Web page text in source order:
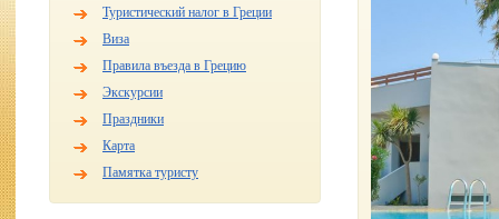
Туристический налог в Греции
Виза
Правила въезда в Грецию
Экскурсии
Праздники
Карта
Памятка туристу